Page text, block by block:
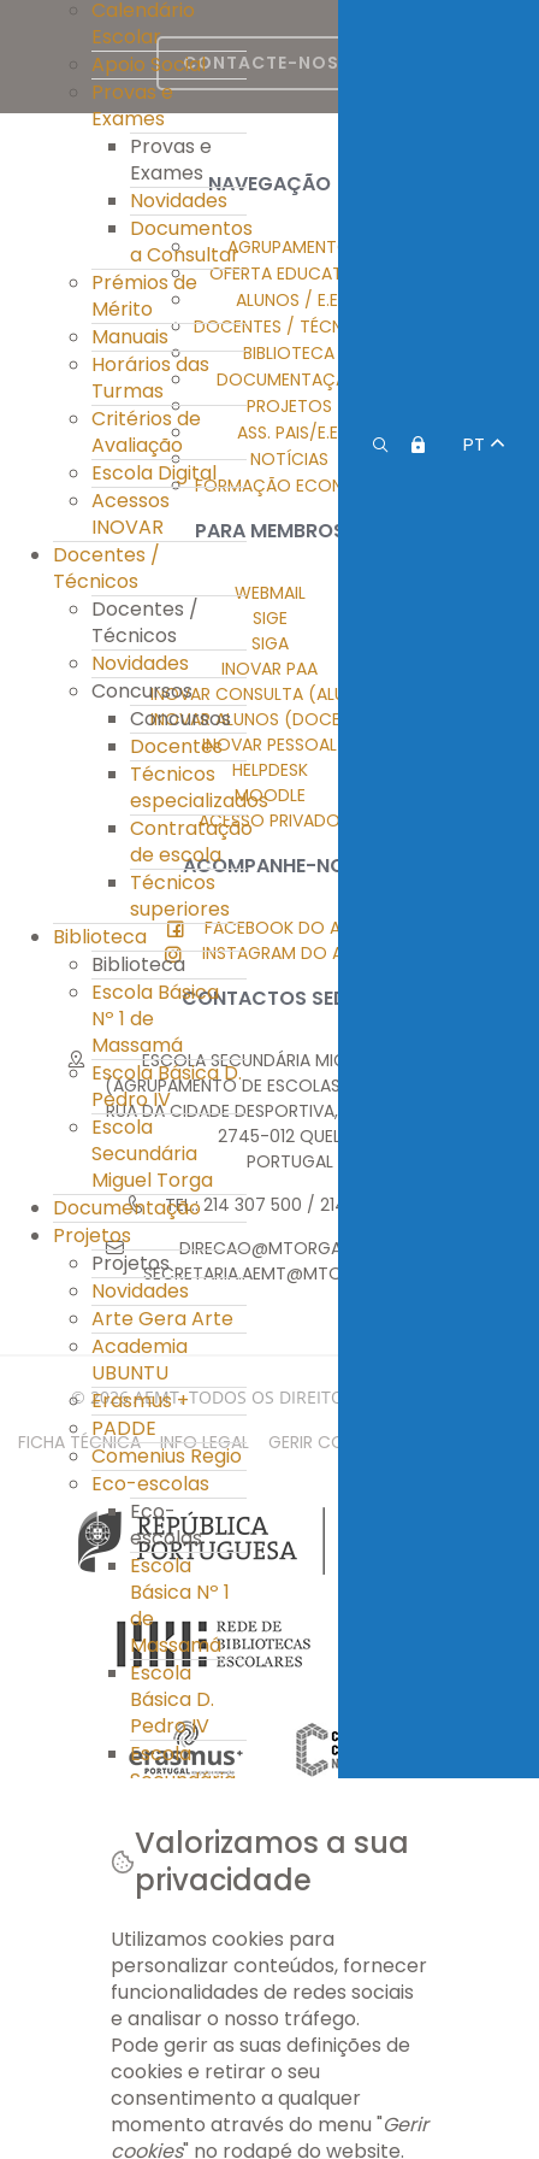
Calendário
Escolar
Apoio Social
Provas e
Exames
Provas e
Exames
Novidades
Documentos
a Consultar
Prémios de
Mérito
Manuais
Horários das
Turmas
Critérios de
Avaliação
Escola Digital
Acessos
INOVAR
Docentes /
Técnicos
Docentes /
Técnicos
Novidades
Concursos
Concursos
Docentes
Técnicos
especializados
Contratação
de escola
Técnicos
superiores
Biblioteca
Biblioteca
Escola Básica
Nº 1 de
Massamá
Escola Básica D.
Pedro IV
Escola
Secundária
Miguel Torga
Documentação
Projetos
Projetos
Novidades
Arte Gera Arte
Academia
UBUNTU
Erasmus +
PADDE
Comenius Regio
Eco-escolas
Eco-
escolas
Escola
Básica Nº 1
de
Massamá
Escola
Básica D.
Pedro IV
Escola
Secundária
Torga
Clube Ciência
Ass. Pais/E.E.
Ass. Pais/E.E.
APEE EB nº 1
Massamá
APEE EB D.
Pedro IV
APEE ES Miguel
Torga
PT
CONTACTE-NOS
NAVEGAÇÃO
AGRUPAMENTO
OFERTA EDUCATIVA
ALUNOS / E.E.
DOCENTES / TÉCNICOS
BIBLIOTECA
DOCUMENTAÇÃO
PROJETOS
ASS. PAIS/E.E.
NOTÍCIAS
FORMAÇÃO ECONTENT
PARA MEMBROS
WEBMAIL
SIGE
SIGA
INOVAR PAA
INOVAR CONSULTA (ALUNOS)
INOVAR ALUNOS (DOCENTES)
INOVAR PESSOAL
HELPDESK
MOODLE
ACESSO PRIVADO
ACOMPANHE-NOS
FACEBOOK DO AEMT
INSTAGRAM DO AEMT
CONTACTOS SEDE
ESCOLA SECUNDÁRIA MIGUEL TORGA
(AGRUPAMENTO DE ESCOLAS MIGUEL TORGA)
RUA DA CIDADE DESPORTIVA, MONTE ABRAÃO
2745-012 QUELUZ
PORTUGAL
TEL.: 214 307 500 / 214 376 314
DIRECAO@MTORGA.EDU.PT
SECRETARIA.AEMT@MTORGA.EDU.PT
© 2026 AEMT. TODOS OS DIREITOS RESERVADOS.
FICHA TÉCNICA INFO LEGAL GERIR COOKIES
Valorizamos a sua
privacidade
Utilizamos cookies para
personalizar conteúdos, fornecer
funcionalidades de redes sociais
e analisar o nosso tráfego.
Pode gerir as suas definições de
cookies e retirar o seu
consentimento a qualquer
momento através do menu "Gerir
cookies" no rodapé do website.